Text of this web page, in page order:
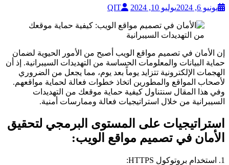
يونيو 6, 2024 يوليو 10, 2024 QIT
إن الأمان في تصميم مواقع الويب أصبح من الأمور الحيوية لضمان
حماية البيانات والمعلومات الحساسة من التهديدات السيبرانية. إذ أن
الهجمات الإلكترونية تتزايد يوماً بعد يوم، مما يجعل من الضروري
لأصحاب المواقع والمطورين اتخاذ خطوات فعالة لحماية مواقعهم.
وفي هذا المقال سنتناول كيفية حماية موقعك من التهديدات
السيبرانية من خلال استراتيجيات فعالة وممارسات أمنية.
استراتيجيات على المستوى البرمجي لتحقيق
الأمان في تصميم مواقع الويب:
1. استخدام بروتوكول HTTPS: